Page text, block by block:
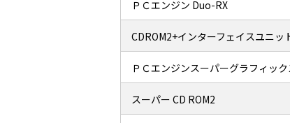
ＰＣエンジン Duo-RX
CDROM2+インターフェイスユニッ
ＰＣエンジンスーパーグラフィック
スーパー CD ROM2